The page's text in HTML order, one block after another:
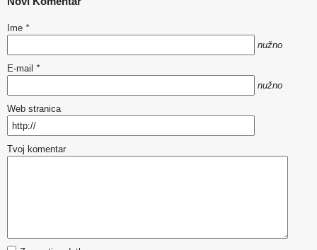
Ime *
nužno
E-mail *
nužno
Web stranica
Tvoj komentar